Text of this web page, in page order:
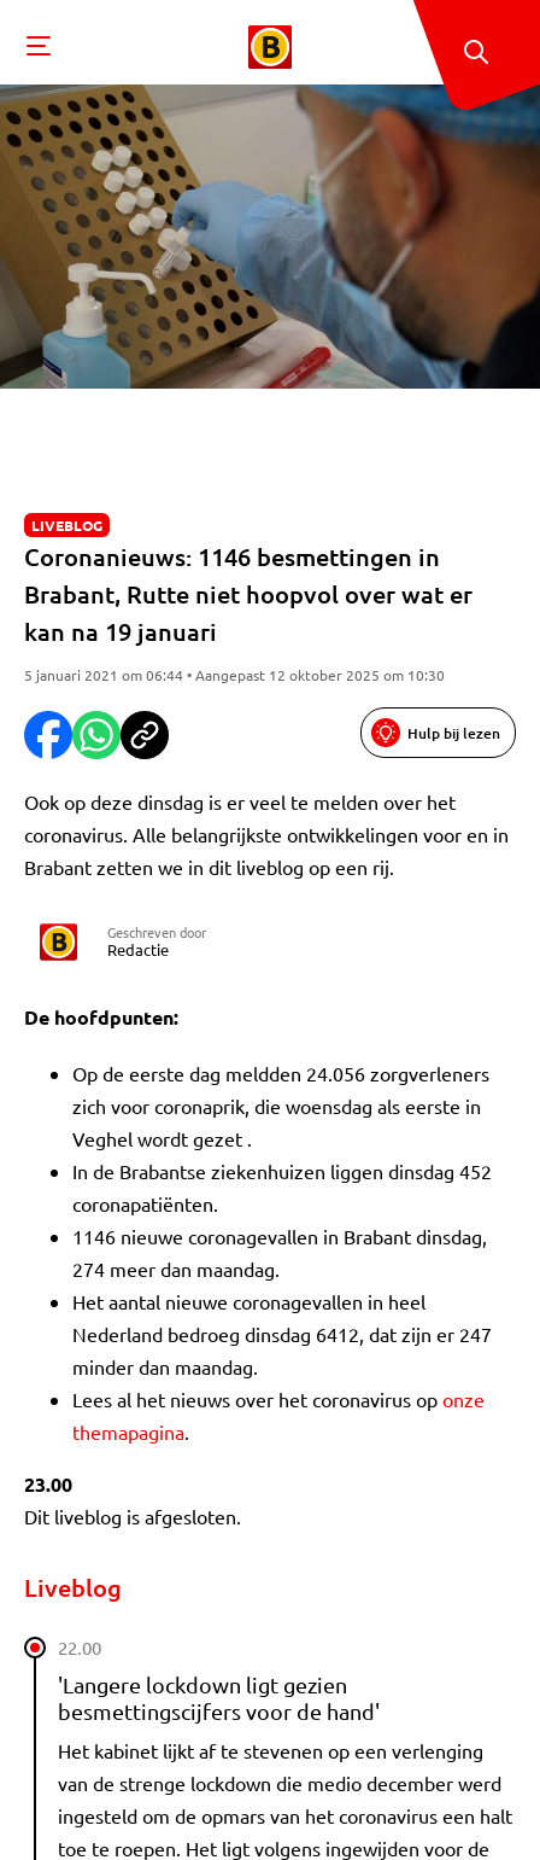
LIVEBLOG
Coronanieuws: 1146 besmettingen in
Brabant, Rutte niet hoopvol over wat er
kan na 19 januari
5 januari 2021 om 06:44 • Aangepast 12 oktober 2025 om 10:30
Hulp bij lezen
Ook op deze dinsdag is er veel te melden over het
coronavirus. Alle belangrijkste ontwikkelingen voor en in
Brabant zetten we in dit liveblog op een rij.
Geschreven door
Redactie
De hoofdpunten:
Op de eerste dag meldden 24.056 zorgverleners
zich voor coronaprik, die woensdag als eerste in
Veghel wordt gezet .
In de Brabantse ziekenhuizen liggen dinsdag 452
coronapatiënten.
1146 nieuwe coronagevallen in Brabant dinsdag,
274 meer dan maandag.
Het aantal nieuwe coronagevallen in heel
Nederland bedroeg dinsdag 6412, dat zijn er 247
minder dan maandag.
Lees al het nieuws over het coronavirus op onze
themapagina.
23.00
Dit liveblog is afgesloten.
Liveblog
22.00
'Langere lockdown ligt gezien
besmettingscijfers voor de hand'
Het kabinet lijkt af te stevenen op een verlenging
van de strenge lockdown die medio december werd
ingesteld om de opmars van het coronavirus een halt
toe te roepen. Het ligt volgens ingewijden voor de